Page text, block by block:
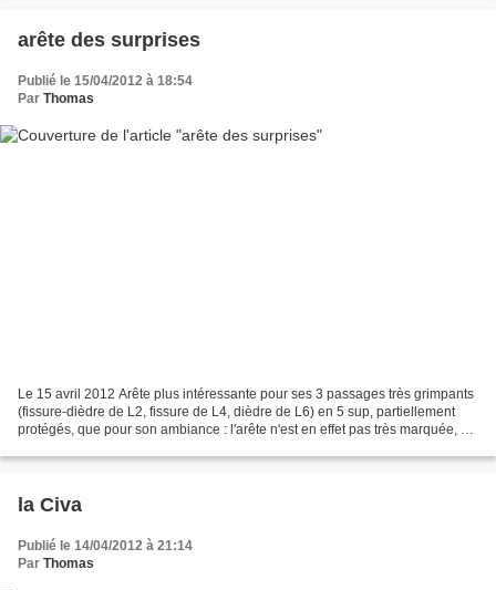
arête des surprises
Publié le 15/04/2012 à 18:54
Par Thomas
Le 15 avril 2012 Arête plus intéressante pour ses 3 passages très grimpants
(fissure-dièdre de L2, fissure de L4, dièdre de L6) en 5 sup, partiellement
protégés, que pour son ambiance : l'arête n'est en effet pas très marquée, à
la Civa
Publié le 14/04/2012 à 21:14
Par Thomas